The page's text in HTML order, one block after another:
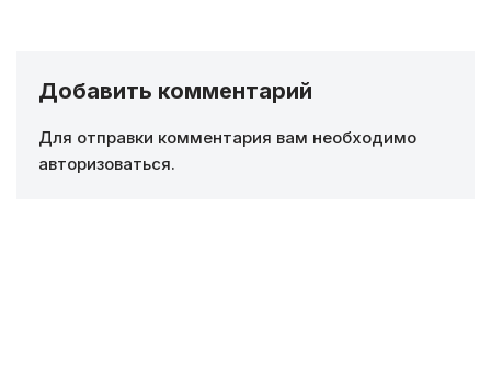
Добавить комментарий
Для отправки комментария вам необходимо
авторизоваться.